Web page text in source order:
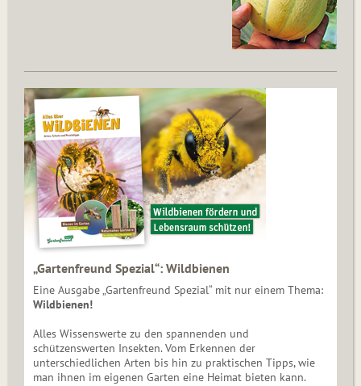
„Gartenfreund Spezial“: Wildbienen
Eine Ausgabe „Gartenfreund Spezial“ mit nur einem Thema:
Wildbienen!
Alles Wissenswerte zu den spannenden und
schützenswerten Insekten. Vom Erkennen der
unterschiedlichen Arten bis hin zu praktischen Tipps, wie
man ihnen im eigenen Garten eine Heimat bieten kann.